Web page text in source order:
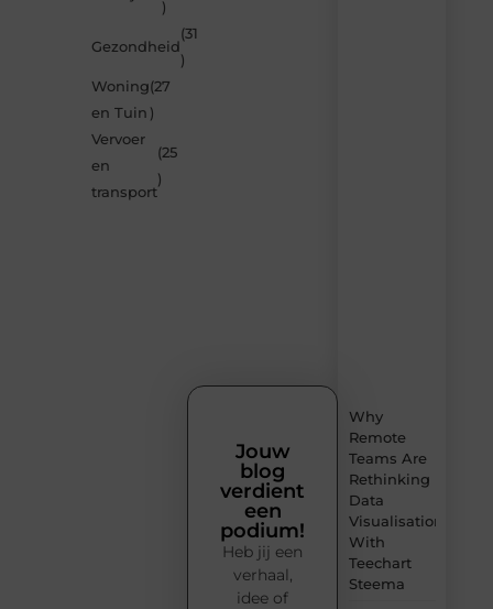
)
Gezondheid
(31
)
Woning
en Tuin
(27
)
Vervoer
en
transport
(25
)
Why
Remote
Teams Are
Rethinking
Data
Visualisation
With
Teechart
Steema
Jouw
blog
verdient
een
podium!
Heb jij een
verhaal,
idee of